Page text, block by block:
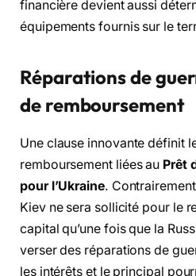
financière devient aussi
équipements fournis sur le
Réparations de
de remboursement
Une clause innovante définit
remboursement liées au Prêt
pour l’Ukraine.
Kiev ne sera sollicité pour le
capital qu’une fois que la
verser des réparations de
les intérêts et le principal